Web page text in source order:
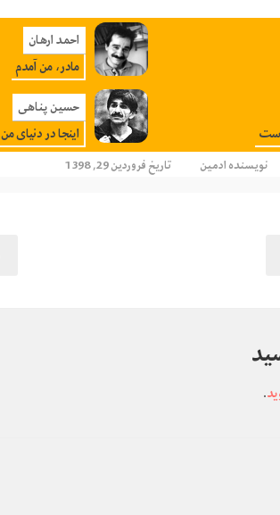
احمد ارهان
مادر، من آمدم
حسین پناهی
اینجا در دنیای من
نویسندهادمین تاریخ فروردین 29, 1398
.